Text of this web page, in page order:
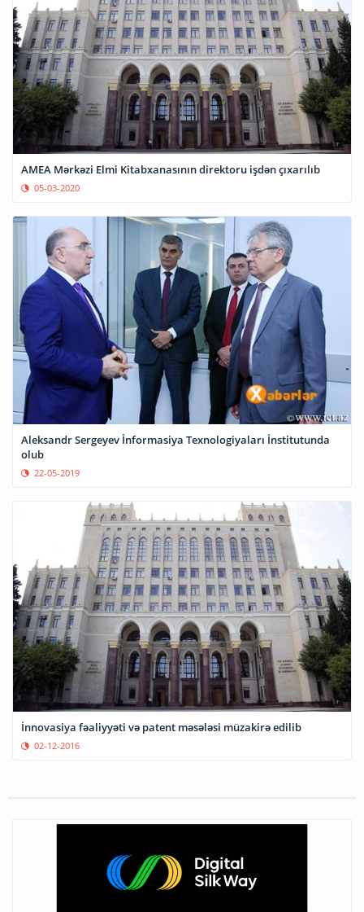
AMEA Mərkəzi Elmi Kitabxanasının direktoru işdən çıxarılıb
05-03-2020
Aleksandr Sergeyev İnformasiya Texnologiyaları İnstitutunda
olub
22-05-2019
İnnovasiya fəaliyyəti və patent məsələsi müzakirə edilib
02-12-2016